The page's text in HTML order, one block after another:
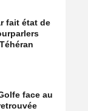
fait état de
face au